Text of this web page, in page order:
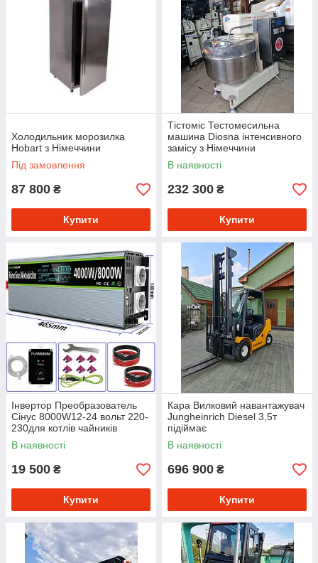
Холодильник морозилка
Hobart з Німеччини
Під замовлення
87 800 ₴
Купити
Тістоміс Тестомесильна
машина Diosna інтенсивного
замісу з Німеччини
В наявності
232 300 ₴
Купити
Iнвертор Преобразователь
Сiнус 8000W12-24 вольт 220-
230для котлiв чайникiв
прiнтерiв
В наявності
19 500 ₴
Купити
Кара Вилковий навантажувач
Jungheinrich Diesel 3,5т
підіймає
В наявності
696 900 ₴
Купити